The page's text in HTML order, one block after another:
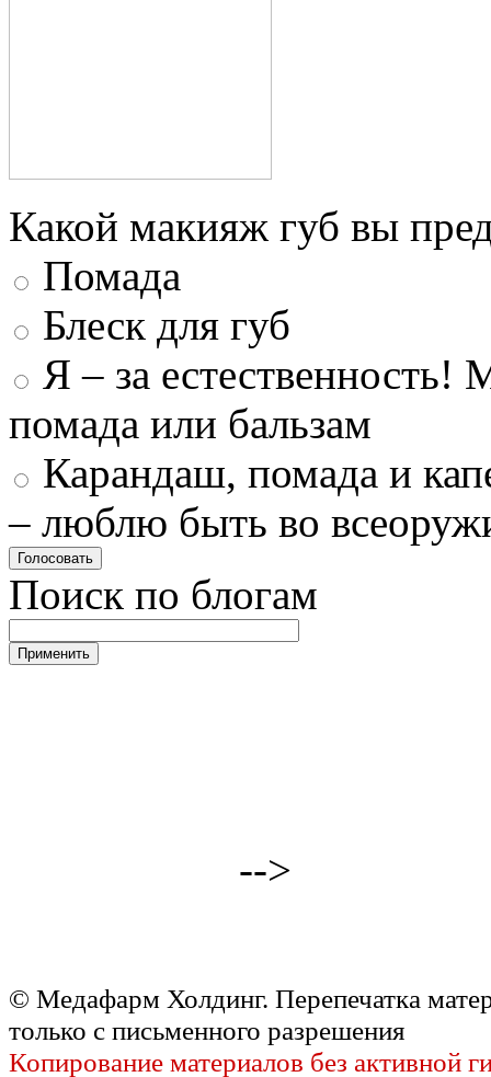
Какой макияж губ вы
Помада
Блеск для губ
Я – за естественность!
помада или бальзам
Карандаш, помада и
– люблю быть во
Поиск по блогам
-->
© Медафарм Холдинг. Перепечатка
только с письменного разрешения
Копирование материалов без активной